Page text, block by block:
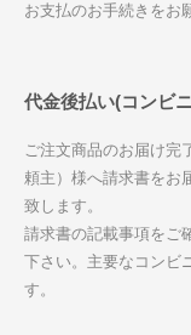
お支払のお手続きをお
代金後払い(コンビ
ご注文商品のお届け完
頼主）様へ請求書をお
致します。
請求書の記載事項をご
下さい。主要なコンビ
す。